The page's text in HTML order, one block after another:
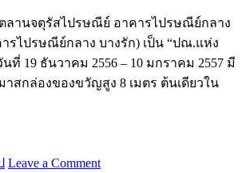
ลานจตุรัสไปรษณีย์ อาคารไปรษณีย์กลาง
รไปรษณีย์กลาง บางรัก) เป็น “ปณ.แห่ง
ที่ 19 ธันวาคม 2556 – 10 มกราคม 2557 มี
สกล่องของขวัญสูง 8 เมตร ต้นเดียวใน
Leave a Comment